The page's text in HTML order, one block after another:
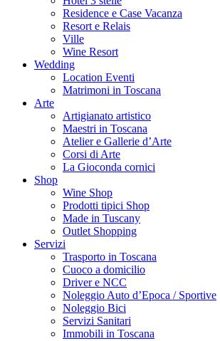
Residence e Case Vacanza
Resort e Relais
Ville
Wine Resort
Wedding
Location Eventi
Matrimoni in Toscana
Arte
Artigianato artistico
Maestri in Toscana
Atelier e Gallerie d’Arte
Corsi di Arte
La Gioconda cornici
Shop
Wine Shop
Prodotti tipici Shop
Made in Tuscany
Outlet Shopping
Servizi
Trasporto in Toscana
Cuoco a domicilio
Driver e NCC
Noleggio Auto d’Epoca / Sportive
Noleggio Bici
Servizi Sanitari
Immobili in Toscana